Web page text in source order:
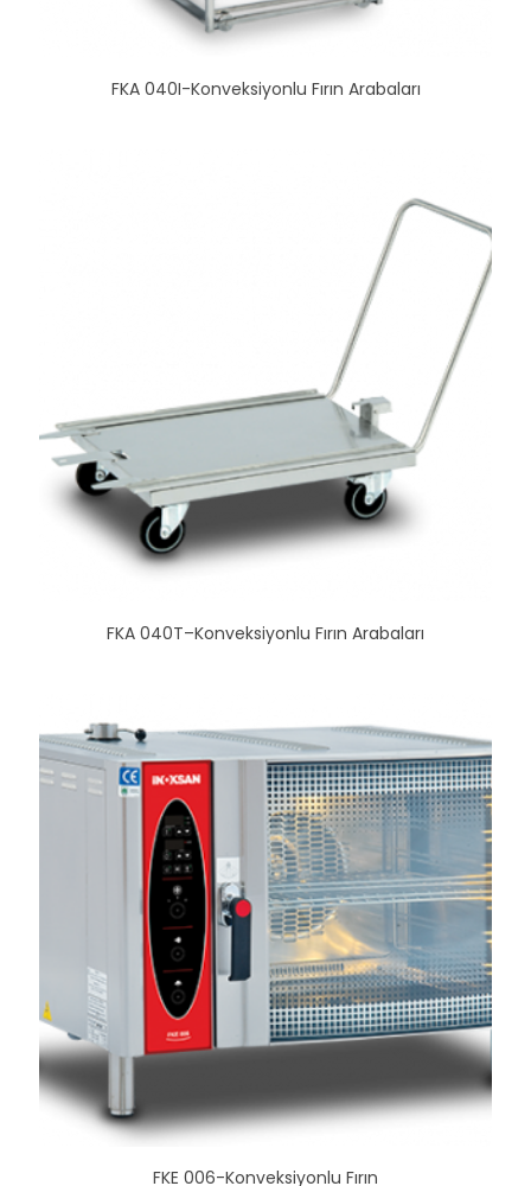
FKA 040I-Konveksiyonlu Fırın Arabaları
FKA 040T–Konveksiyonlu Fırın Arabaları
FKE 006-Konveksiyonlu Fırın